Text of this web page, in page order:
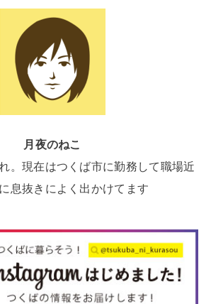
月夜のねこ
。現在はつくば市に勤務して職場近
息抜きによく出かけてます